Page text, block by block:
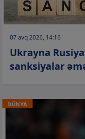
07 avq 2026, 14:16
Ukrayna
sanksiyalar
DÜNYA